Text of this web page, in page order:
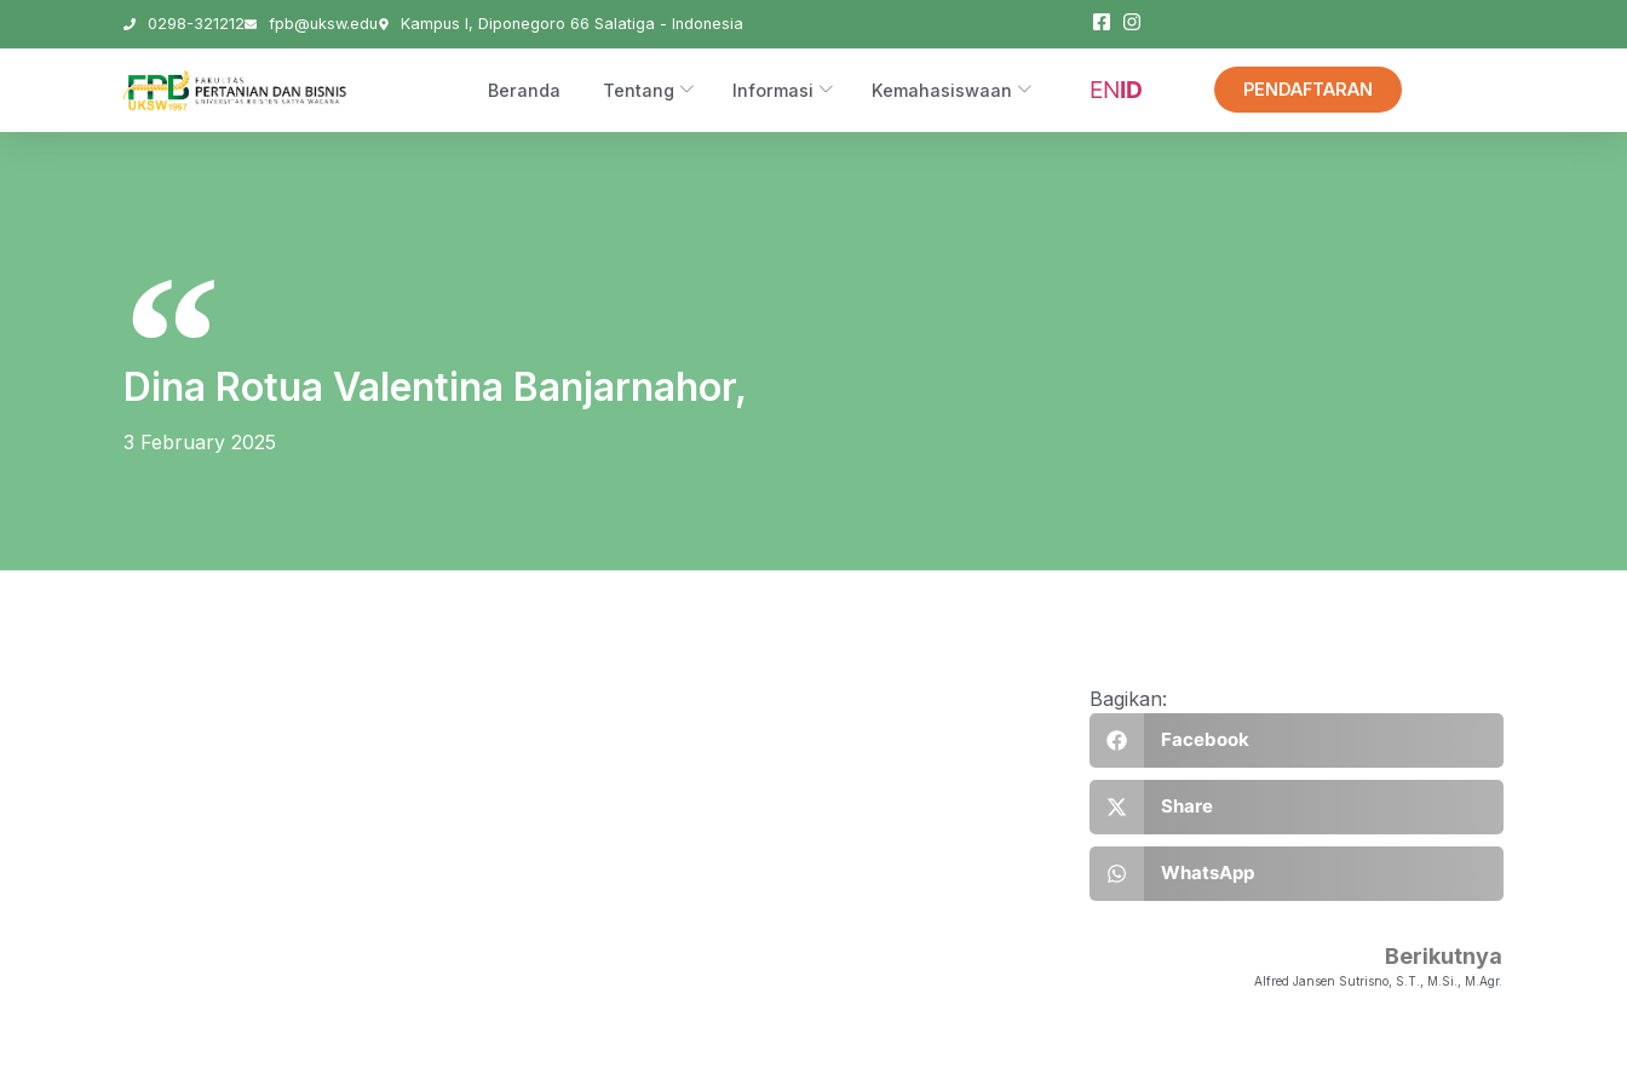
0298-321212 fpb@uksw.edu Kampus I, Diponegoro 66 Salatiga - Indonesia
Beranda Tentang Informasi Kemahasiswaan ENID PENDAFTARAN
Dina Rotua Valentina Banjarnahor,
3 February 2025
Bagikan:
Facebook
Share
WhatsApp
Berikutnya
Alfred Jansen Sutrisno, S.T., M.Si., M.Agr.